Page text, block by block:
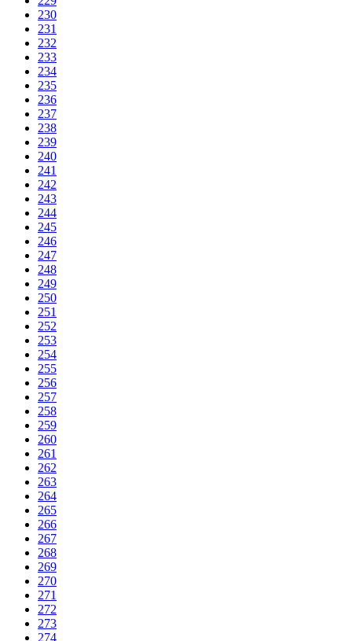
230
231
232
233
234
235
236
237
238
239
240
241
242
243
244
245
246
247
248
249
250
251
252
253
254
255
256
257
258
259
260
261
262
263
264
265
266
267
268
269
270
271
272
273
274